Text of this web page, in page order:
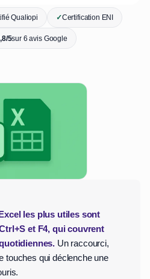
Qualiopi ✓Certification ENI
5sur 6 avis Google
les plus utiles sont
et F4, qui couvrent
Un raccourci,
touches qui déclenche une